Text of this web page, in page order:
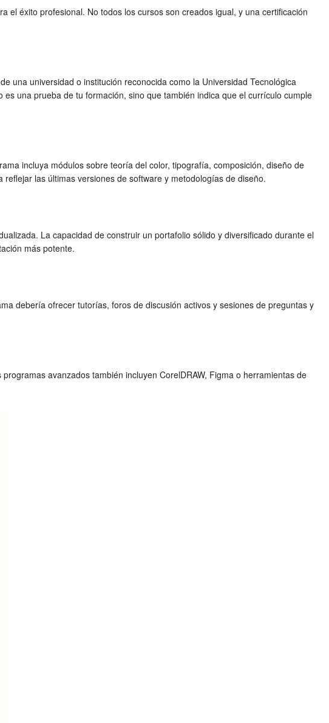
el éxito profesional. No todos los cursos son creados igual, y una certificación
una universidad o institución reconocida como la Universidad Tecnológica
una prueba de tu formación, sino que también indica que el currículo cumple
incluya módulos sobre teoría del color, tipografía, composición, diseño de
las últimas versiones de software y metodologías de diseño.
La capacidad de construir un portafolio sólido y diversificado durante el
más potente.
debería ofrecer tutorías, foros de discusión activos y sesiones de preguntas y
avanzados también incluyen CorelDRAW, Figma o herramientas de